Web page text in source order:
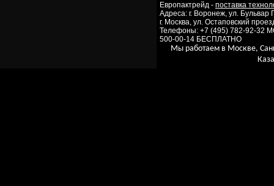
Европактрейд - поставка
Адреса: г. Воронеж, ул.
г. Москва, ул. Остаповский
Телефоны: +7 (495) 782-92-32
500-00-14 БЕСПЛАТНО
Мы работаем в Москве,